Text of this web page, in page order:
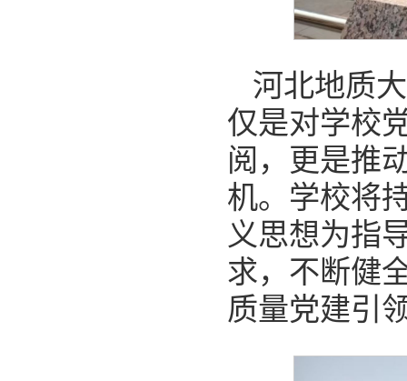
河北地质
仅是对学校
阅，更是推
机。学校将
义思想为指
求，不断健
质量党建引